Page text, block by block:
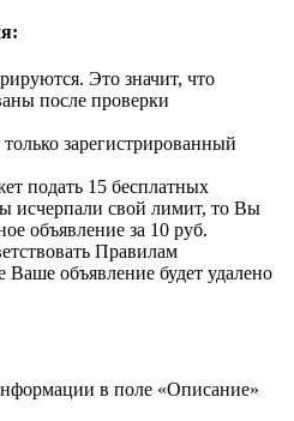
Это значит, что
после проверки
зарегистрированный
подать 15 бесплатных
исчерпали свой лимит, то Вы
объявление за 10 руб.
Правилам
Ваше объявление будет удалено
в поле «Описание»